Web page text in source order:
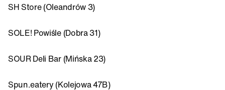
SH Store (Oleandrów 3)
SOLE! Powiśle (Dobra 31)
SOUR Deli Bar (Mińska 23)
Spun.eatery (Kolejowa 47B)